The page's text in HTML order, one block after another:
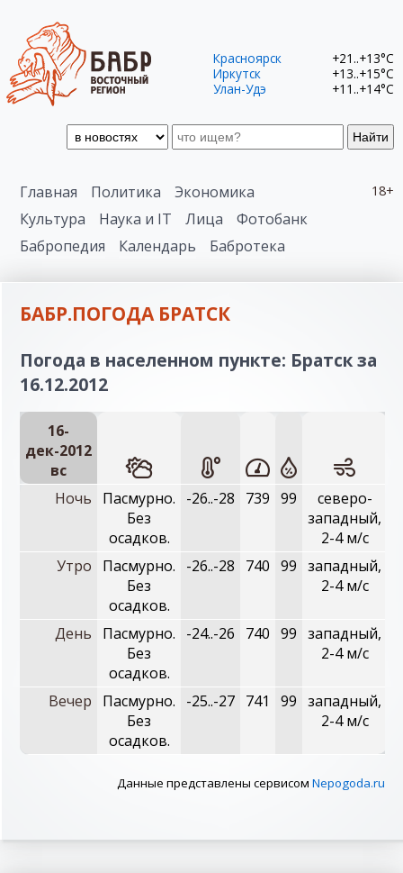
Найти
Красноярск
+21..+13°C
Иркутск
+13..+15°C
Улан-Удэ
+11..+14°C
18+
Главная Политика
Экономика
Культура
Наука и IT Лица
Фотобанк
Бабропедия
Календарь Бабротека
БАБР.ПОГОДА БРАТСК
Погода в населенном пункте: Братск за
16.12.2012
16-
дек-2012
вc
Ночь
Пасмурно.
Без
осадков.
-26..-28 739 99
северо-
западный,
2-4 м/с
Утро
Пасмурно.
Без
осадков.
-26..-28 740 99 западный,
2-4 м/с
День
Пасмурно.
Без
осадков.
-24..-26 740 99 западный,
2-4 м/с
Вечер
Пасмурно.
Без
осадков.
-25..-27 741 99 западный,
2-4 м/с
Данные представлены сервисом Nepogoda.ru